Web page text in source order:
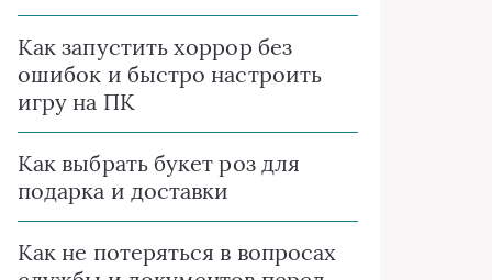
Как запустить хоррор без
ошибок и быстро настроить
игру на ПК
Как выбрать букет роз для
подарка и доставки
Как не потеряться в вопросах